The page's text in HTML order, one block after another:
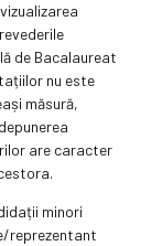
de Bacalaureat
nu este
măsură,
are caracter
minori
reprezentant